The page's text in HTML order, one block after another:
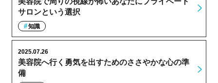
サロンという選択
知識
美容院へ行く勇気を出すためのささやかな心の準
備
2025.07.26